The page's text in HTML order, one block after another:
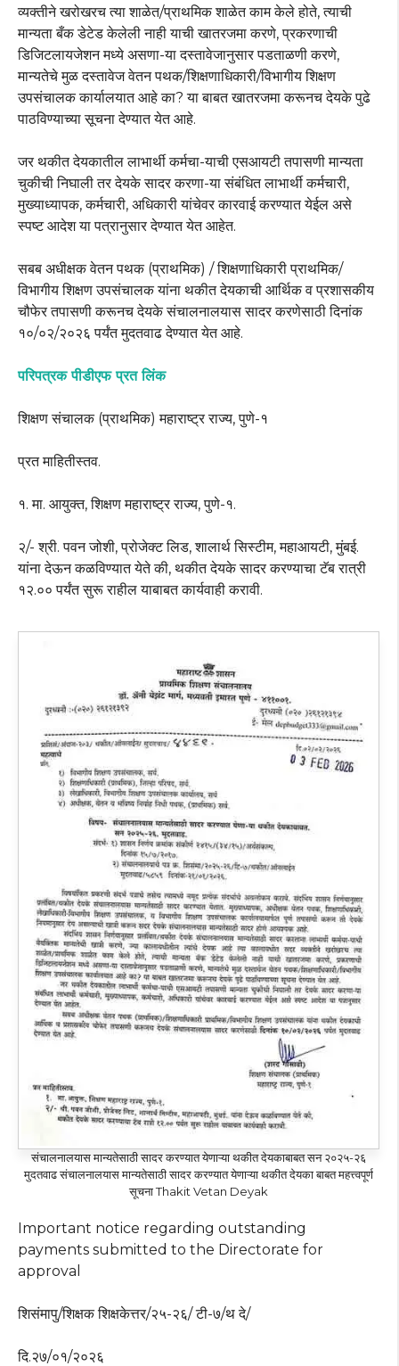
व्यक्तीने खरोखरच त्या शाळेत/प्राथमिक शाळेत काम केले होते, त्याची
मान्यता बँक डेटेड केलेली नाही याची खातरजमा करणे, प्रकरणाची
डिजिटलायजेशन मध्ये असणा-या दस्तावेजानुसार पडताळणी करणे,
मान्यतेचे मुळ दस्तावेज वेतन पथक/शिक्षणाधिकारी/विभागीय शिक्षण
उपसंचालक कार्यालयात आहे का? या बाबत खातरजमा करूनच देयके पुढे
पाठविण्याच्या सूचना देण्यात येत आहे.
जर थकीत देयकातील लाभार्थी कर्मचा-याची एसआयटी तपासणी मान्यता
चुकीची निघाली तर देयके सादर करणा-या संबंधित लाभार्थी कर्मचारी,
मुख्याध्यापक, कर्मचारी, अधिकारी यांचेवर कारवाई करण्यात येईल असे
स्पष्ट आदेश या पत्रानुसार देण्यात येत आहेत.
सबब अधीक्षक वेतन पथक (प्राथमिक) / शिक्षणाधिकारी प्राथमिक/
विभागीय शिक्षण उपसंचालक यांना थकीत देयकाची आर्थिक व प्रशासकीय
चौफेर तपासणी करूनच देयके संचालनालयास सादर करणेसाठी दिनांक
१०/०२/२०२६ पर्यंत मुदतवाढ देण्यात येत आहे.
परिपत्रक पीडीएफ प्रत लिंक
शिक्षण संचालक (प्राथमिक) महाराष्ट्र राज्य, पुणे-१
प्रत माहितीस्तव.
१. मा. आयुक्त, शिक्षण महाराष्ट्र राज्य, पुणे-१.
२/- श्री. पवन जोशी, प्रोजेक्ट लिड, शालार्थ सिस्टीम, महाआयटी, मुंबई.
यांना देऊन कळविण्यात येते की, थकीत देयके सादर करण्याचा टॅब रात्री
१२.०० पर्यंत सुरू राहील याबाबत कार्यवाही करावी.
संचालनालयास मान्यतेसाठी सादर करण्यात येणाऱ्या थकीत देयकाबाबत सन २०२५-२६
मुदतवाढ संचालनालयास मान्यतेसाठी सादर करण्यात येणाऱ्या थकीत देयका बाबत महत्त्वपूर्ण
सूचना Thakit Vetan Deyak
Important notice regarding outstanding
payments submitted to the Directorate for
approval
शिसंमापु/शिक्षक शिक्षकेत्तर/२५-२६/ टी-७/थ दे/
दि.२७/०१/२०२६